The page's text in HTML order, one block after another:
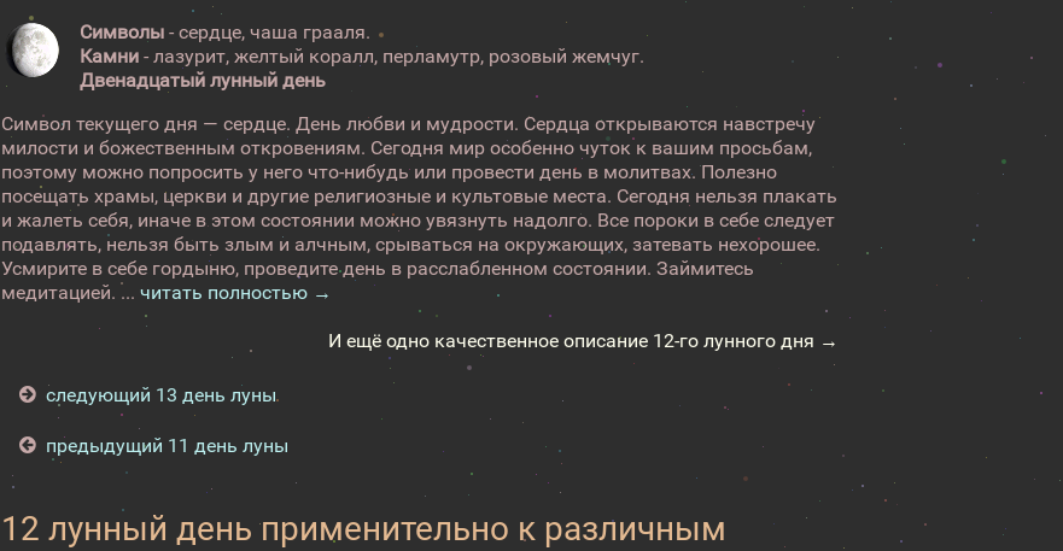
Символы - сердце, чаша грааля.
Камни - лазурит, желтый коралл, перламутр, розовый жемчуг.
Двенадцатый лунный день
Символ текущего дня — сердце. День любви и мудрости. Сердца открываются навстречу
милости и божественным откровениям. Сегодня мир особенно чуток к вашим просьбам,
поэтому можно попросить у него что-нибудь или провести день в молитвах. Полезно
посещать храмы, церкви и другие религиозные и культовые места. Сегодня нельзя плакать
и жалеть себя, иначе в этом состоянии можно увязнуть надолго. Все пороки в себе следует
подавлять, нельзя быть злым и алчным, срываться на окружающих, затевать нехорошее.
Усмирите в себе гордыню, проведите день в расслабленном состоянии. Займитесь
медитацией. ...читать полностью →
И ещё одно качественное описание 12-го лунного дня →
следующий 13 день луны
предыдущий 11 день луны
12 лунный день применительно к различным